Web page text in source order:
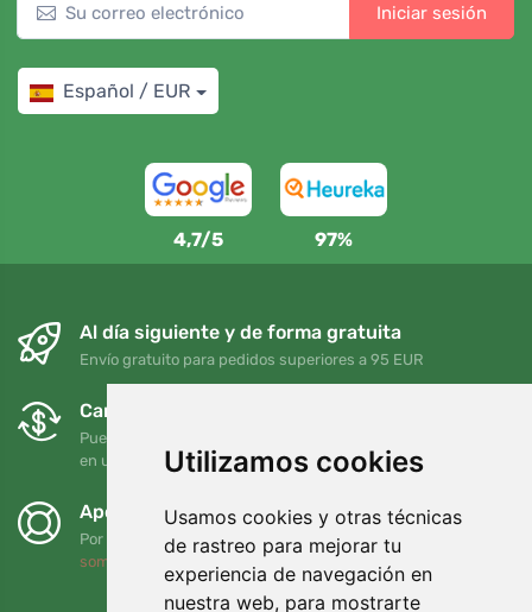
Utilizamos cookies
Usamos cookies y otras técnicas
de rastreo para mejorar tu
experiencia de navegación en
nuestra web, para mostrarte
Iniciar sesión
Español / EUR
4,7/5 97%
Al día siguiente y de forma gratuita
Envío gratuito para pedidos superiores a 95 EUR
Cambios y devoluciones gratuitos
Puede devolver o cambiar su pedido en cualquier momento
en un plazo de 90 días
Apoyamos a Trees.org
Por cada pedido plantamos un árbol. Leer más
somos